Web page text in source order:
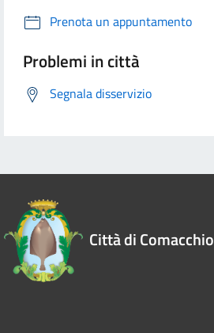
Prenota un appuntamento
Problemi in città
Segnala disservizio
Città di Comacchio